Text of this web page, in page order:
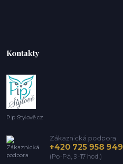
Kontakty
Pip Stylově.cz
Zákaznická podpora
+420 725 958 949
(Po-Pá, 9-17 hod.)